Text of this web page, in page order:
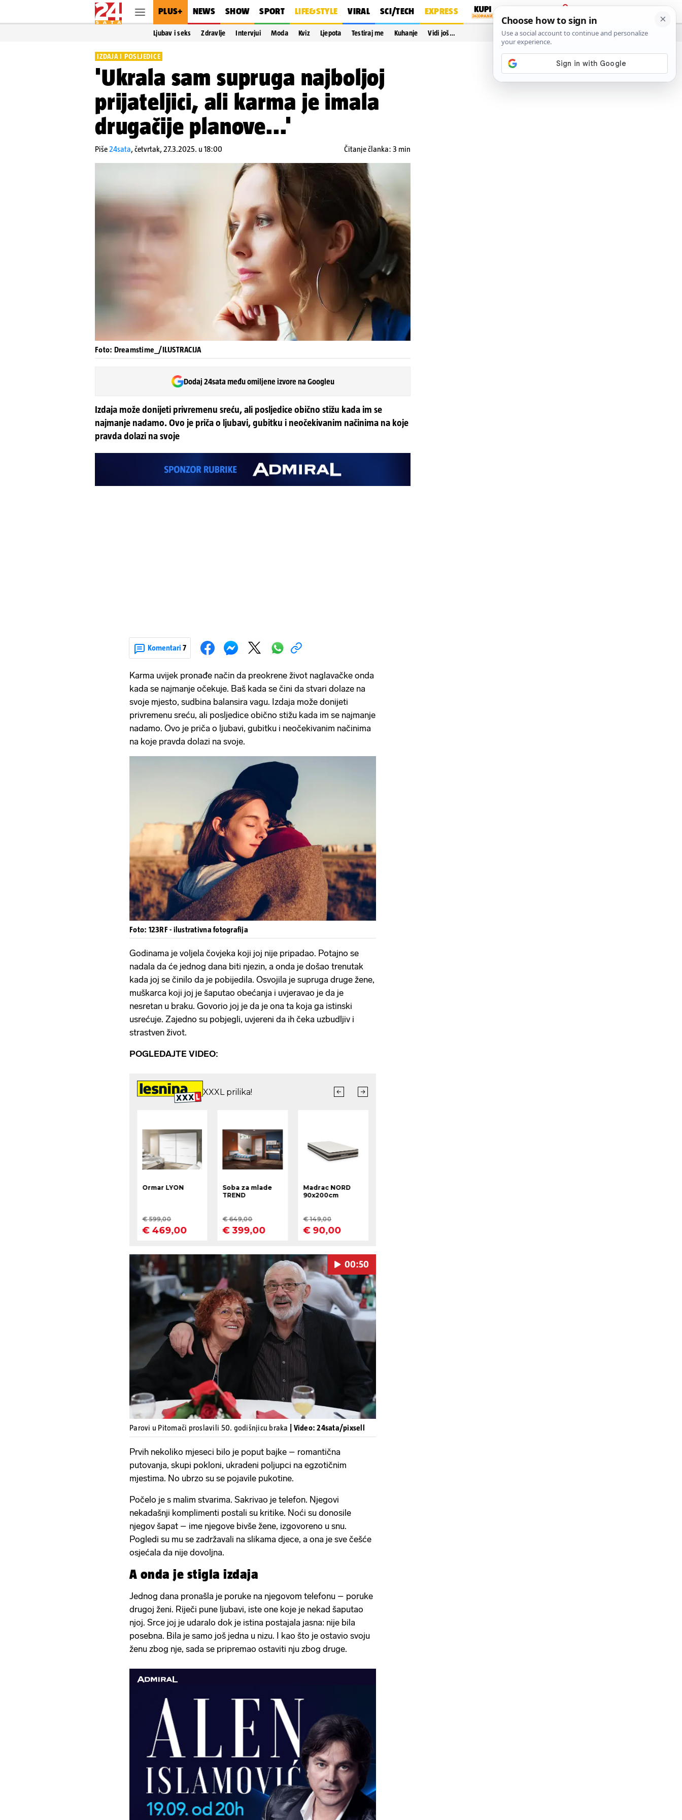
PLUS+ NEWS SHOW SPORT LIFE&STYLE VIRAL SCI/TECH EXPRESS
PRIJAVA
Ljubav i seks Zdravlje Intervjui Moda Kviz Ljepota Testiraj me Kuhanje Vidi još…
IZDAJA I POSLJEDICE
'Ukrala sam supruga najboljoj
prijateljici, ali karma je imala
drugačije planove...'
Piše24sata,četvrtak, 27.3.2025. u 18:00 Čitanje članka: 3 min
Foto: Dreamstime_/ILUSTRACIJA
Dodaj 24sata među omiljene izvore na Googleu
Izdaja može donijeti privremenu sreću, ali posljedice obično stižu kada im se
najmanje nadamo. Ovo je priča o ljubavi, gubitku i neočekivanim načinima na koje
pravda dolazi na svoje
Komentari 7
Karma uvijek pronađe način da preokrene život naglavačke onda
kada se najmanje očekuje. Baš kada se čini da stvari dolaze na
svoje mjesto, sudbina balansira vagu. Izdaja može donijeti
privremenu sreću, ali posljedice obično stižu kada im se najmanje
nadamo. Ovo je priča o ljubavi, gubitku i neočekivanim načinima
na koje pravda dolazi na svoje.
Foto: 123RF - ilustrativna fotografija
Godinama je voljela čovjeka koji joj nije pripadao. Potajno se
nadala da će jednog dana biti njezin, a onda je došao trenutak
kada joj se činilo da je pobijedila. Osvojila je supruga druge žene,
muškarca koji joj je šaputao obećanja i uvjeravao je da je
nesretan u braku. Govorio joj je da je ona ta koja ga istinski
usrećuje. Zajedno su pobjegli, uvjereni da ih čeka uzbudljiv i
strastven život.
POGLEDAJTE VIDEO:
Pokretanje videa...
00:50
Parovi u Pitomači proslavili 50. godišnjicu braka | Video: 24sata/pixsell
Prvih nekoliko mjeseci bilo je poput bajke – romantična
putovanja, skupi pokloni, ukradeni poljupci na egzotičnim
mjestima. No ubrzo su se pojavile pukotine.
Počelo je s malim stvarima. Sakrivao je telefon. Njegovi
nekadašnji komplimenti postali su kritike. Noći su donosile
njegov šapat – ime njegove bivše žene, izgovoreno u snu.
Pogledi su mu se zadržavali na slikama djece, a ona je sve češće
osjećala da nije dovoljna.
A onda je stigla izdaja
Jednog dana pronašla je poruke na njegovom telefonu – poruke
drugoj ženi. Riječi pune ljubavi, iste one koje je nekad šaputao
njoj. Srce joj je udaralo dok je istina postajala jasna: nije bila
posebna. Bila je samo još jedna u nizu. I kao što je ostavio svoju
ženu zbog nje, sada se pripremao ostaviti nju zbog druge.